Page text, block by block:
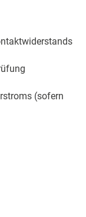
(sofern